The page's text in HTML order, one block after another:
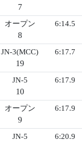
7
オープン
8
6:14.5
JN-3(MCC)
19
6:17.7
JN-5
10
6:17.9
オープン
9
6:17.9
JN-5 6:20.9